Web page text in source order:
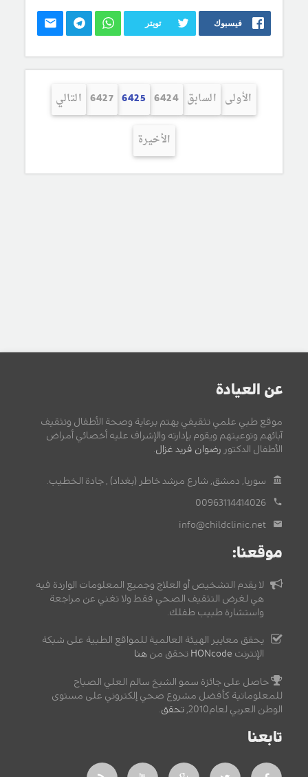
فيسبوك تويتر
الأولى السابق 6424
6425
6427 التالي
الأخيرة
عن العيادة
موقع طبي علمي تثقيفي يهتم برعاية وصحة الأطفال وتثقيف
آبائهم وتوعيتهم ويقوم بإدارته والإشراف عليه أخصائي أمراض
الأطفال الدكتور رضوان فريد غزال
سوريا, دمشق, شارع مرشد خاطر (بغداد) , جادة الخطيب.
00963114414026
info@childclinic.net
موقعنا:
لا يقدم التشخيص أو العلاج وجميع المعلومات الواردة فيه
هي لغرض التثقيف الصحي فقط ولا تغني عن مراجعة
واستشارة طبيب طفلك.
يحقق معايير الهيئة العالمية للمواقع الطبية على شبكة
الإنترنت HONcode تحقق من هنا
حاصل على جائزة سمو الشيخ سالم العلي الصباح
للمعلوماتية كأفضل مشروع صحي إلكتروني على مستوى
الوطن العربي لعام2010,
تحقق
تابعنا